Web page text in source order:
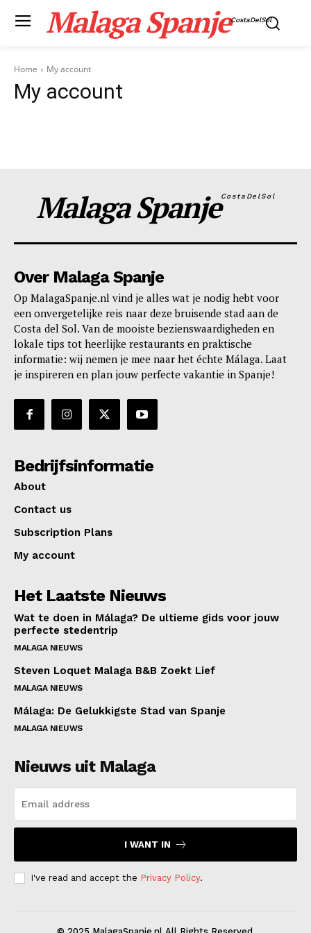
1News WeekMagazine PRO
2Company
News Week
Magazine PRO
Company
About
Contact us
Subscription Plans
My account
Malaga SpanjeCostaDelSol
Home My account
My account
Malaga SpanjeCostaDelSol
Over Malaga Spanje
Op MalagaSpanje.nl vind je alles wat je nodig hebt voor
een onvergetelijke reis naar deze bruisende stad aan de
Costa del Sol. Van de mooiste bezienswaardigheden en
lokale tips tot heerlijke restaurants en praktische
informatie: wij nemen je mee naar het échte Málaga. Laat
je inspireren en plan jouw perfecte vakantie in Spanje!
Bedrijfsinformatie
About
Contact us
Subscription Plans
My account
Het Laatste Nieuws
Wat te doen in Málaga? De ultieme gids voor jouw
perfecte stedentrip
MALAGA NIEUWS
Steven Loquet Malaga B&B Zoekt Lief
MALAGA NIEUWS
Málaga: De Gelukkigste Stad van Spanje
MALAGA NIEUWS
Nieuws uit Malaga
I WANT IN
I've read and accept the Privacy Policy.